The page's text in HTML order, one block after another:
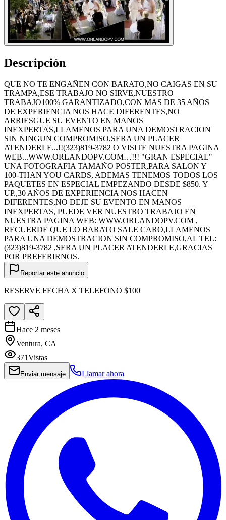
Descripción
QUE NO TE ENGAÑEN CON BARATO,NO CAIGAS EN SU
TRAMPA,ESE TRABAJO NO SIRVE,NUESTRO
TRABAJO100% GARANTIZADO,CON MAS DE 35 AÑOS
DE EXPERIENCIA NOS HACE DIFERENTES,NO
ARRIESGUE SU EVENTO EN MANOS
INEXPERTAS,LLAMENOS PARA UNA DEMOSTRACION
SIN NINGUN COMPROMISO,SERA UN PLACER
ATENDERLE...!!(323)819-3782 O VISITE NUESTRA PAGINA
WEB...WWW.ORLANDOPV.COM…!!! "GRAN ESPECIAL"
UNA FOTOGRAFIA TAMAÑO POSTER,PARA SALON Y
100-THAN YOU CARDS, ADEMAS TENEMOS TODOS LOS
PAQUETES EN ESPECIAL EMPEZANDO DESDE $850. Y
UP.,30 AÑOS DE EXPERIENCIA NOS HACEN
DIFERENTES,NO DEJE SU EVENTO EN MANOS
INEXPERTAS, PUEDE VER NUESTRO TRABAJO EN
NUESTRA PAGINA WEB: WWW.ORLANDOPV.COM ,
RECUERDE QUE LO BARATO SALE CARO,LLAMENOS
PARA UNA DEMOSTRACION SIN COMPROMISO,AL TEL:
(323)819-3782 ,SERA UN PLACER ATENDERLE,GRACIAS
POR PREFERIRNOS.
Reportar este anuncio
RESERVE FECHA X TELEFONO $100
Hace 2 meses
Ventura, CA
371Vistas
Enviar mensaje Llamar ahora